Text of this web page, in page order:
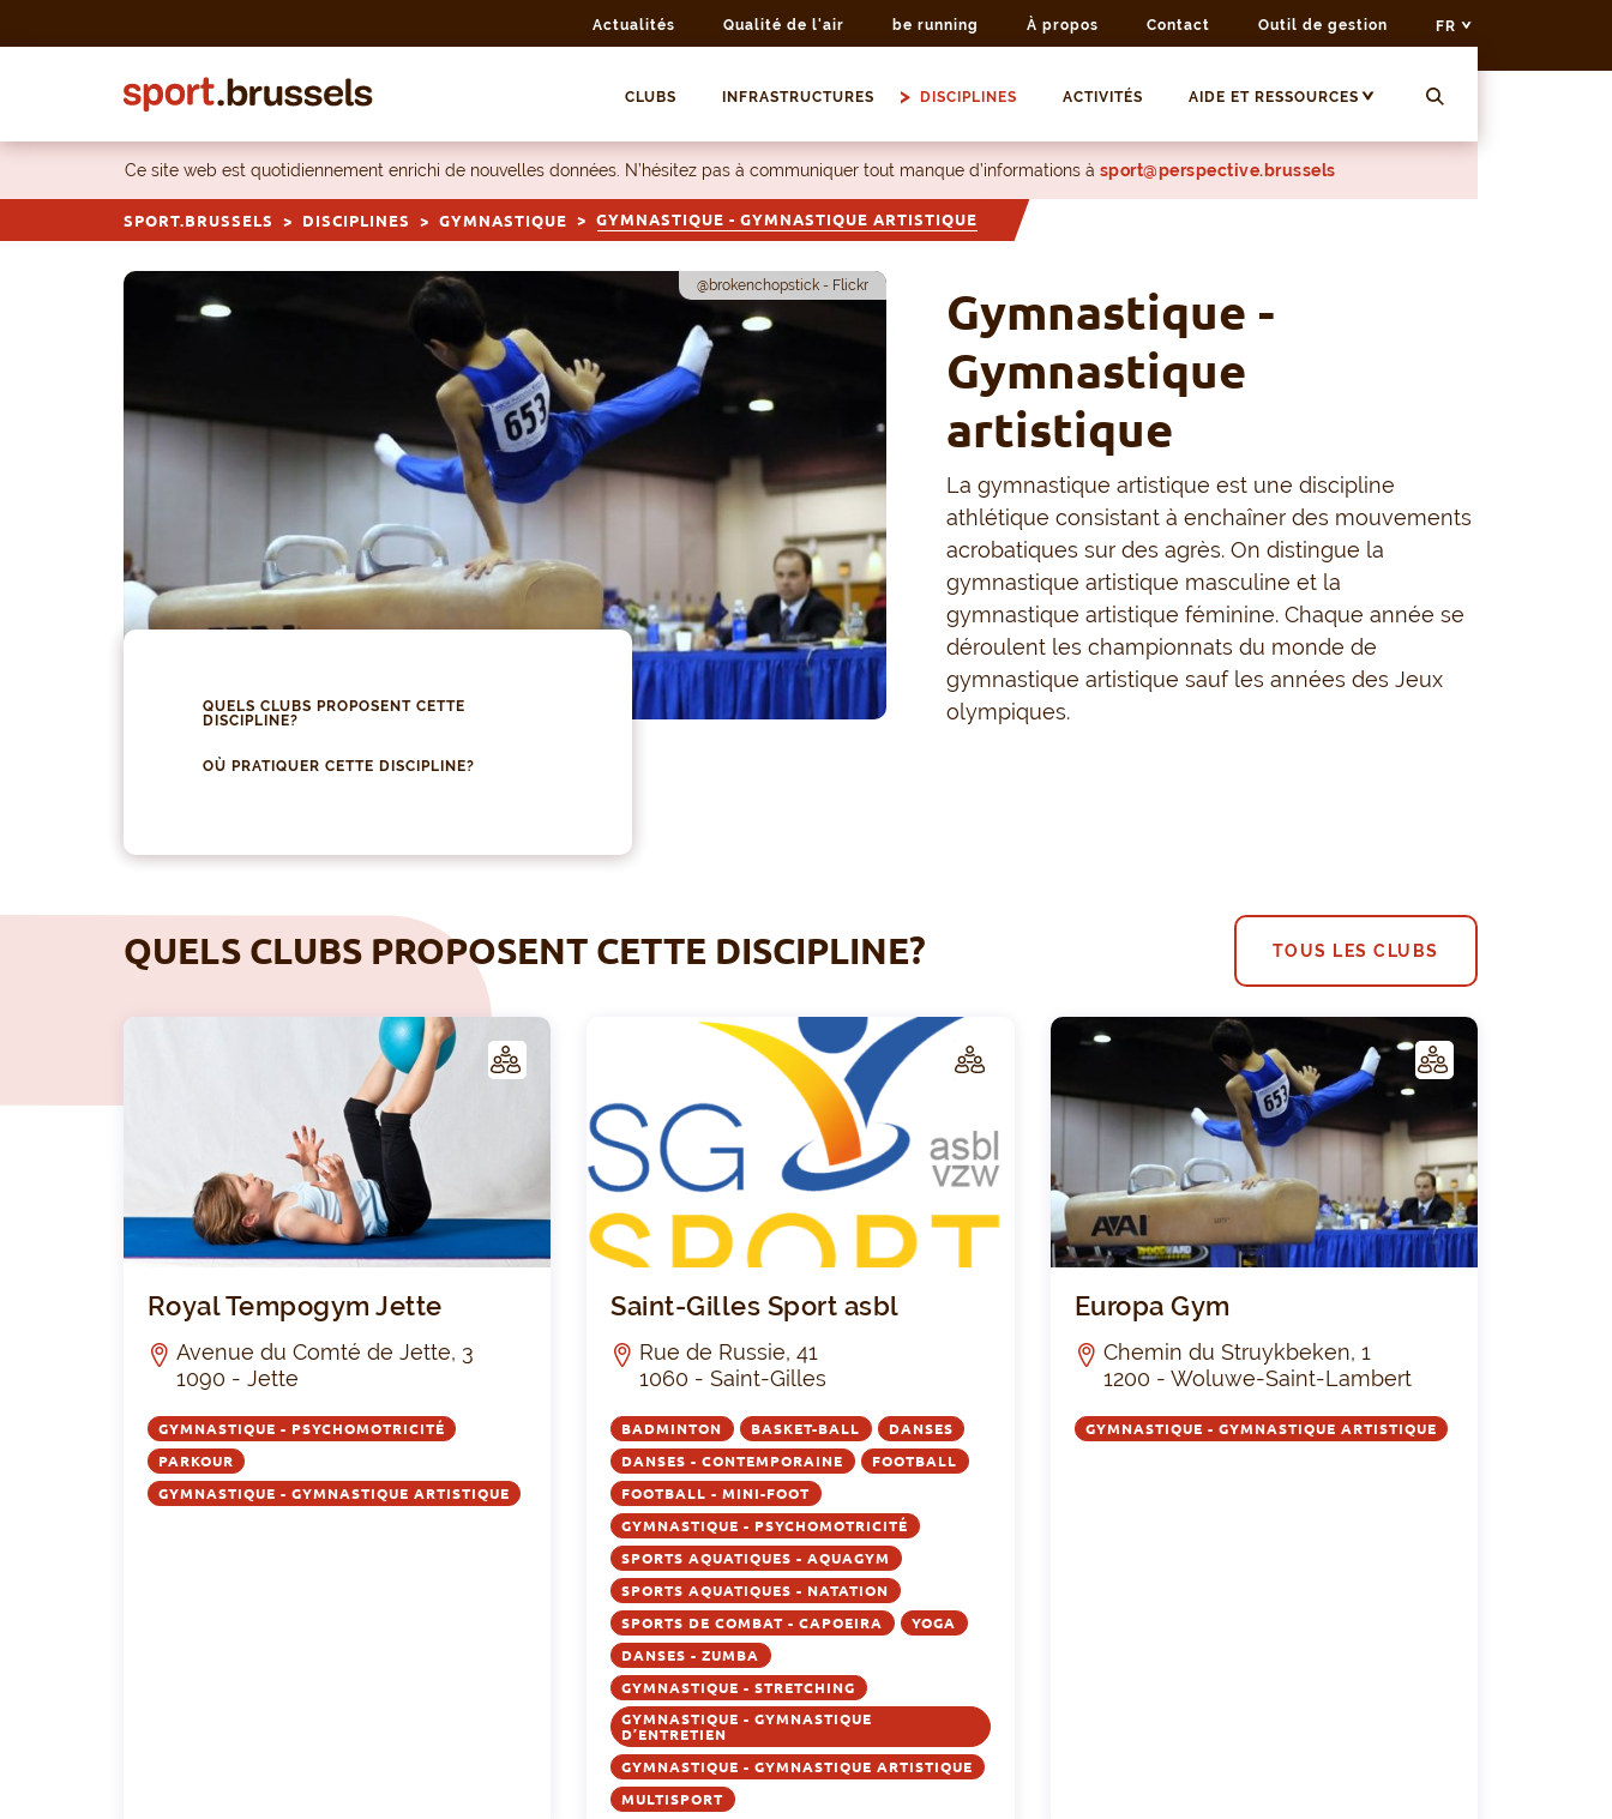
Actualités Qualité de l'air be running À propos Contact Outil de gestion FR
CLUBS INFRASTRUCTURES DISCIPLINES ACTIVITÉS AIDE ET RESSOURCES
Ce site web est quotidiennement enrichi de nouvelles données. N’hésitez pas à communiquer tout manque d’informations à sport@perspective.brussels
SPORT.BRUSSELS DISCIPLINES GYMNASTIQUE GYMNASTIQUE - GYMNASTIQUE ARTISTIQUE
@brokenchopstick - Flickr
QUELS CLUBS PROPOSENT CETTE
DISCIPLINE?
OÙ PRATIQUER CETTE DISCIPLINE?
Gymnastique -
Gymnastique
artistique
La gymnastique artistique est une discipline
athlétique consistant à enchaîner des mouvements
acrobatiques sur des agrès. On distingue la
gymnastique artistique masculine et la
gymnastique artistique féminine. Chaque année se
déroulent les championnats du monde de
gymnastique artistique sauf les années des Jeux
olympiques.
QUELS CLUBS PROPOSENT CETTE DISCIPLINE? TOUS LES CLUBS
Royal Tempogym Jette
Avenue du Comté de Jette, 3
1090 - Jette
GYMNASTIQUE - PSYCHOMOTRICITÉ
PARKOUR
GYMNASTIQUE - GYMNASTIQUE ARTISTIQUE
Saint-Gilles Sport asbl
Rue de Russie, 41
1060 - Saint-Gilles
BADMINTON BASKET-BALL DANSES
DANSES - CONTEMPORAINE FOOTBALL
FOOTBALL - MINI-FOOT
GYMNASTIQUE - PSYCHOMOTRICITÉ
SPORTS AQUATIQUES - AQUAGYM
SPORTS AQUATIQUES - NATATION
SPORTS DE COMBAT - CAPOEIRA YOGA
DANSES - ZUMBA
GYMNASTIQUE - STRETCHING
GYMNASTIQUE - GYMNASTIQUE
D’ENTRETIEN
GYMNASTIQUE - GYMNASTIQUE ARTISTIQUE
MULTISPORT
LUB
Europa Gym
Chemin du Struykbeken, 1
1200 - Woluwe-Saint-Lambert
GYMNASTIQUE - GYMNASTIQUE ARTISTIQUE